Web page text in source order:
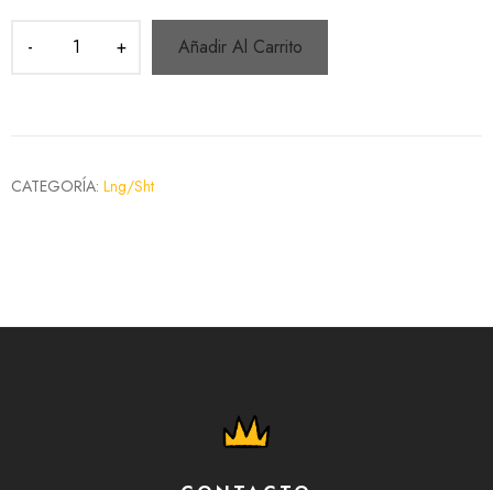
Añadir Al Carrito
CATEGORÍA: Lng/Sht